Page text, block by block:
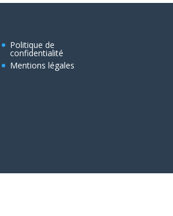
Politique de
confidentialité
Mentions légales